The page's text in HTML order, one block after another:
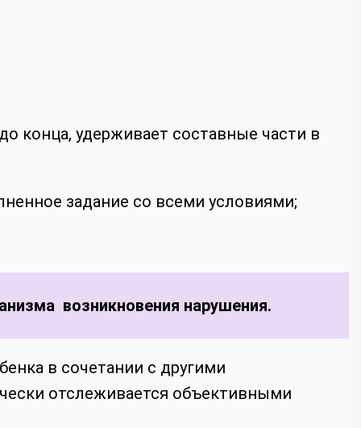
конца, удерживает составные части в
задание со всеми условиями;
возникновения нарушения.
в сочетании с другими
отслеживается объективными